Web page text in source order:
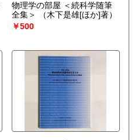
物理学の部屋 ＜続科学随筆
全集＞
（木下是雄[ほか]著）
￥500